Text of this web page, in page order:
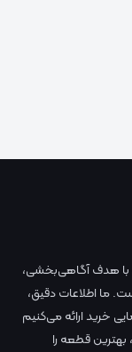
هدف آگاهی‌بخشی،
ما اطلاعات دقیق،
خرید ارائه می‌کنیم
بهترین قطعه را